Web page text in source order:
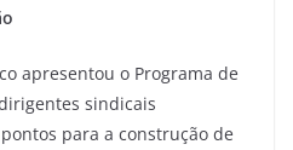
apresentou o Programa de
sindicais
para a construção de